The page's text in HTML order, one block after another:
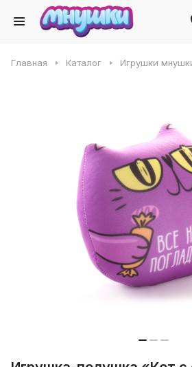
Главная Каталог Игрушки